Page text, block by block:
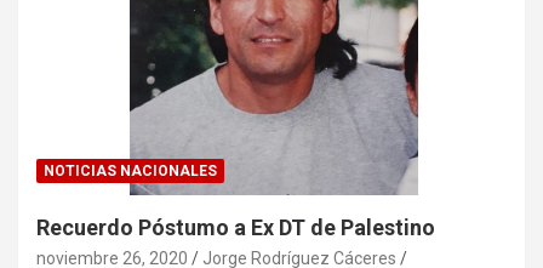
NOTICIAS NACIONALES
Recuerdo Póstumo a Ex DT de Palestino
noviembre 26, 2020
Jorge Rodríguez Cáceres